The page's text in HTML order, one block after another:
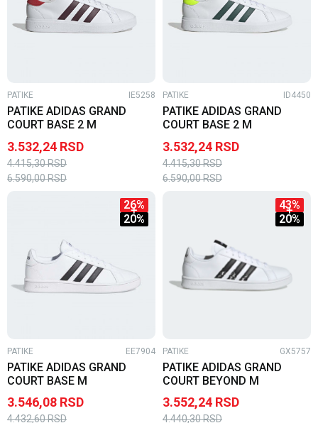
PATIKE IE5258
PATIKE ADIDAS GRAND
COURT BASE 2 M
3.532,24 RSD
4.415,30RSD
6.590,00RSD
PATIKE ID4450
PATIKE ADIDAS GRAND
COURT BASE 2 M
3.532,24 RSD
4.415,30RSD
6.590,00RSD
26%
20%
PATIKE EE7904
PATIKE ADIDAS GRAND
COURT BASE M
3.546,08 RSD
4.432,60RSD
43%
20%
PATIKE GX5757
PATIKE ADIDAS GRAND
COURT BEYOND M
3.552,24 RSD
4.440,30RSD